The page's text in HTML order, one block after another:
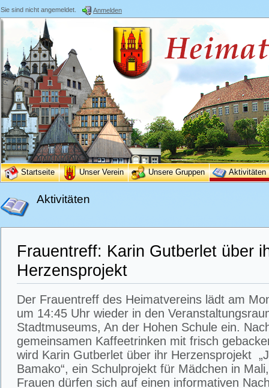
Sie sind nicht angemeldet. Anmelden
Startseite Unser Verein Unsere Gruppen Aktivitäten
Aktivitäten
Frauentreff: Karin Gutberlet über
Herzensprojekt
Der Frauentreff des Heimatvereins lädt am
um 14:45 Uhr wieder in den
Stadtmuseums, An der Hohen Schule ein.
gemeinsamen Kaffeetrinken mit frisch
wird Karin Gutberlet über ihr Herzensprojekt
Bamako“, ein Schulprojekt für Mädchen in
Frauen dürfen sich auf einen informativen